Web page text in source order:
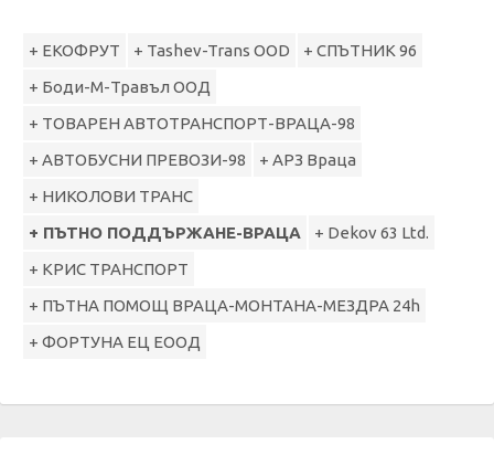
+ ЕКОФРУТ + Tashev-Trans OOD
+ СПЪТНИК 96
+ Боди-М-Травъл ООД
+ ТОВАРЕН АВТОТРАНСПОРТ-ВРАЦА-98
+ АВТОБУСНИ ПРЕВОЗИ-98
+ АРЗ Враца
+ НИКОЛОВИ ТРАНС
+ ПЪТНО ПОДДЪРЖАНЕ-ВРАЦА
+ Dekov 63 Ltd.
+ КРИС ТРАНСПОРТ
+ ПЪТНА ПОМОЩ ВРАЦА-МОНТАНА-МЕЗДРА 24h
+ ФОРТУНА ЕЦ ЕООД